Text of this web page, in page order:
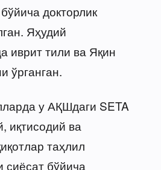
докторлик
Яҳудий
иврит тили ва Яқин
ўрганган.
у АҚШдаги SETA
иқтисодий ва
таҳлил
сиёсат бўйича